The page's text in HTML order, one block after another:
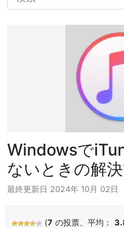
Windowsで
ないときの解
最終更新日 2024年 10月 02日
(7 の投票、平均：